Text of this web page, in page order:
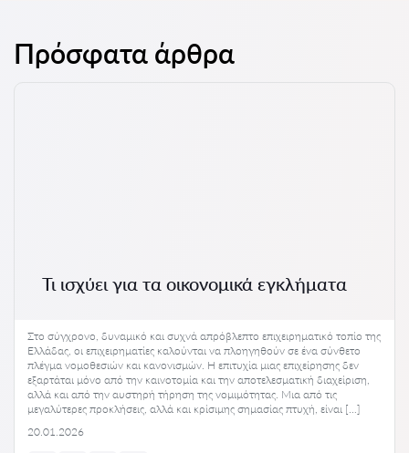
Πρόσφατα άρθρα
Τι ισχύει για τα οικονομικά εγκλήματα
Στο σύγχρονο, δυναμικό και συχνά απρόβλεπτο επιχειρηματικό τοπίο της
Ελλάδας, οι επιχειρηματίες καλούνται να πλοηγηθούν σε ένα σύνθετο
πλέγμα νομοθεσιών και κανονισμών. Η επιτυχία μιας επιχείρησης δεν
εξαρτάται μόνο από την καινοτομία και την αποτελεσματική διαχείριση,
αλλά και από την αυστηρή τήρηση της νομιμότητας. Μια από τις
μεγαλύτερες προκλήσεις, αλλά και κρίσιμης σημασίας πτυχή, είναι […]
20.01.2026